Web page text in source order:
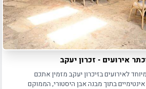
אירועים - זכרון יעקב
לאירועים בזיכרון יעקב מזמין אתכם
אינטימיים בתוך מבנה אבן היסטורי, הממוקם